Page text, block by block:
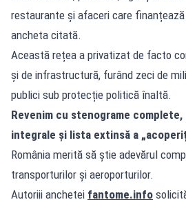
restaurante și afaceri care
ancheta citată.
Această rețea a privatizat de facto
și de infrastructură, furând zeci de
publici sub protecție politică înaltă.
Revenim cu stenograme complete,
integrale și lista extinsă a
România merită să știe adevărul
transporturilor și aeroporturilor.
Autoriii anchetei fantome.info